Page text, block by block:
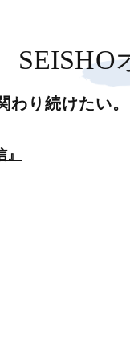
わり続けたい
SEISHO